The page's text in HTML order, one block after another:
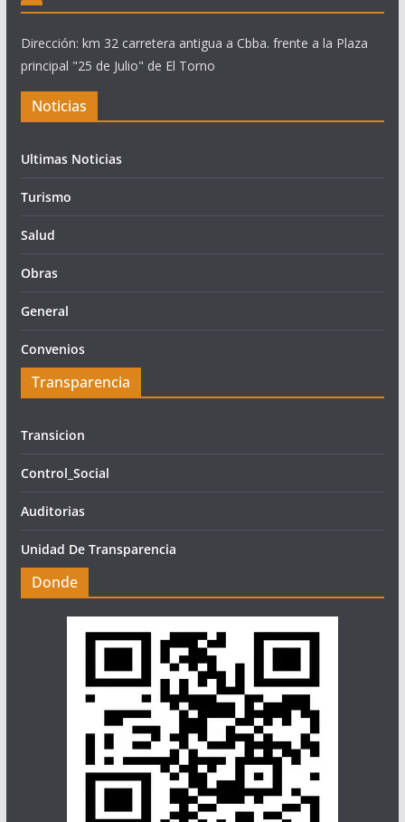
Dirección: km 32 carretera antigua a Cbba. frente a la Plaza
principal "25 de Julio" de El Torno
Noticias
Ultimas Noticias
Turismo
Salud
Obras
General
Convenios
Transparencia
Transicion
Control_Social
Auditorias
Unidad De Transparencia
Donde